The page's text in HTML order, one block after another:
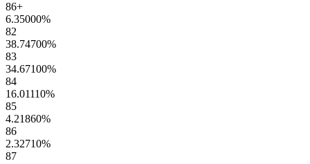
86+
6.35000%
82
38.74700%
83
34.67100%
84
16.01110%
85
4.21860%
86
2.32710%
87